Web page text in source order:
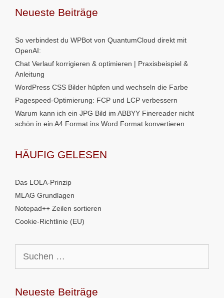
Neueste Beiträge
So verbindest du WPBot von QuantumCloud direkt mit
OpenAI:
Chat Verlauf korrigieren & optimieren | Praxisbeispiel &
Anleitung
WordPress CSS Bilder hüpfen und wechseln die Farbe
Pagespeed-Optimierung: FCP und LCP verbessern
Warum kann ich ein JPG Bild im ABBYY Finereader nicht
schön in ein A4 Format ins Word Format konvertieren
HÄUFIG GELESEN
Das LOLA-Prinzip
MLAG Grundlagen
Notepad++ Zeilen sortieren
Cookie-Richtlinie (EU)
nach:
Neueste Beiträge